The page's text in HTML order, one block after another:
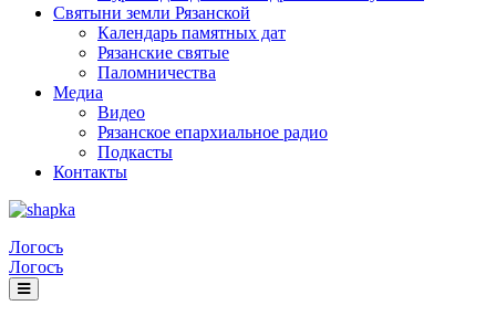
Святыни земли Рязанской
Календарь памятных дат
Рязанские святые
Паломничества
Медиа
Видео
Рязанское епархиальное радио
Подкасты
Контакты
Логосъ
Логосъ